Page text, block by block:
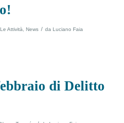
Le Attività News / da Luciano Faia
di Delitto